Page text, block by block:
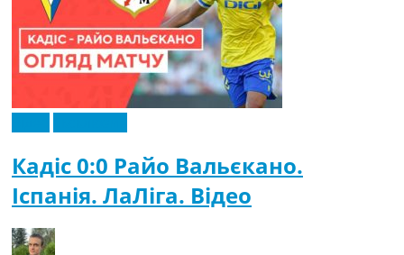
Кадіс 0:0 Райо Вальєкано.
Іспанія. ЛаЛіга. Відео